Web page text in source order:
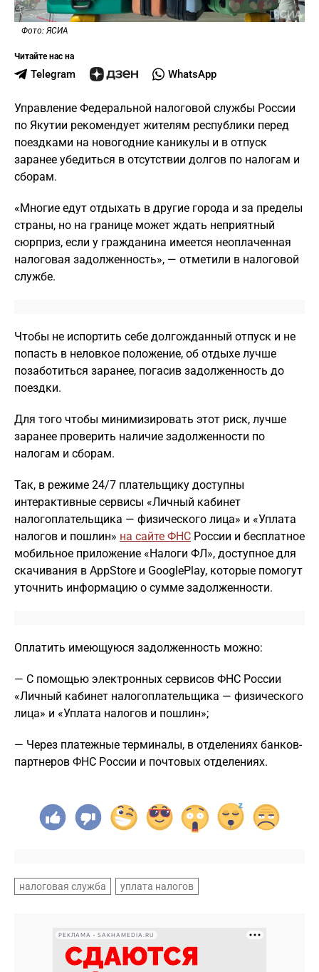
Фото: ЯСИА
Читайте нас на
Telegram WhatsApp
Управление Федеральной налоговой службы России
по Якутии рекомендует жителям республики перед
поездками на новогодние каникулы и в отпуск
заранее убедиться в отсутствии долгов по налогам и
сборам.
«Многие едут отдыхать в другие города и за пределы
страны, но на границе может ждать неприятный
сюрприз, если у гражданина имеется неоплаченная
налоговая задолженность», — отметили в налоговой
службе.
Чтобы не испортить себе долгожданный отпуск и не
попасть в неловкое положение, об отдыхе лучше
позаботиться заранее, погасив задолженность до
поездки.
Для того чтобы минимизировать этот риск, лучше
заранее проверить наличие задолженности по
налогам и сборам.
Так, в режиме 24/7 плательщику доступны
интерактивные сервисы «Личный кабинет
налогоплательщика — физического лица» и «Уплата
налогов и пошлин» на сайте ФНС России и бесплатное
мобильное приложение «Налоги ФЛ», доступное для
скачивания в AppStore и GooglePlay, которые помогут
уточнить информацию о сумме задолженности.
Оплатить имеющуюся задолженность можно:
— С помощью электронных сервисов ФНС России
«Личный кабинет налогоплательщика — физического
лица» и «Уплата налогов и пошлин»;
— Через платежные терминалы, в отделениях банков-
партнеров ФНС России и почтовых отделениях.
налоговая служба уплата налогов
РЕКЛАМА • SAKHAMEDIA.RU